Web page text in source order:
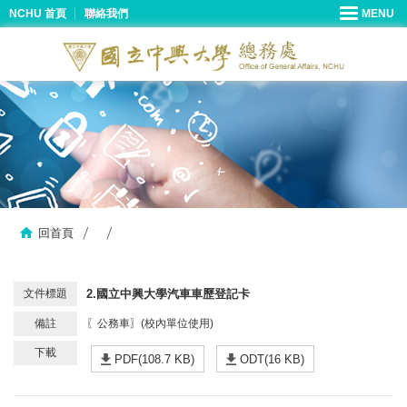
NCHU 首頁 聯絡我們
回首頁
2.國立中興大學汽車車歷登記卡
〖公務車〗(校內單位使用)
PDF(108.7 KB) ODT(16 KB)